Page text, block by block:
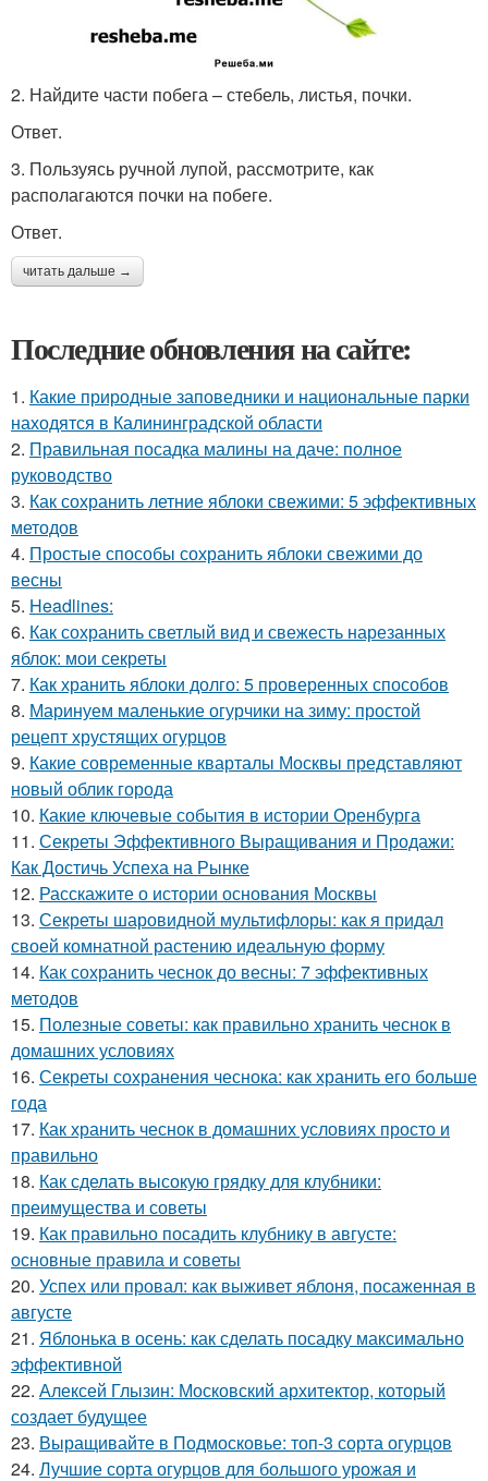
2. Найдите части побега – стебель, листья, почки.
Ответ.
3. Пользуясь ручной лупой, рассмотрите, как
располагаются почки на побеге.
Ответ.
читать дальше →
Последние обновления на сайте:
1. Какие природные заповедники и национальные парки
находятся в Калининградской области
2. Правильная посадка малины на даче: полное
руководство
3. Как сохранить летние яблоки свежими: 5 эффективных
методов
4. Простые способы сохранить яблоки свежими до
весны
5. Headlines:
6. Как сохранить светлый вид и свежесть нарезанных
яблок: мои секреты
7. Как хранить яблоки долго: 5 проверенных способов
8. Маринуем маленькие огурчики на зиму: простой
рецепт хрустящих огурцов
9. Какие современные кварталы Москвы представляют
новый облик города
10. Какие ключевые события в истории Оренбурга
11. Секреты Эффективного Выращивания и Продажи:
Как Достичь Успеха на Рынке
12. Расскажите о истории основания Москвы
13. Секреты шаровидной мультифлоры: как я придал
своей комнатной растению идеальную форму
14. Как сохранить чеснок до весны: 7 эффективных
методов
15. Полезные советы: как правильно хранить чеснок в
домашних условиях
16. Секреты сохранения чеснока: как хранить его больше
года
17. Как хранить чеснок в домашних условиях просто и
правильно
18. Как сделать высокую грядку для клубники:
преимущества и советы
19. Как правильно посадить клубнику в августе:
основные правила и советы
20. Успех или провал: как выживет яблоня, посаженная в
августе
21. Яблонька в осень: как сделать посадку максимально
эффективной
22. Алексей Глызин: Московский архитектор, который
создает будущее
23. Выращивайте в Подмосковье: топ-3 сорта огурцов
24. Лучшие сорта огурцов для большого урожая и